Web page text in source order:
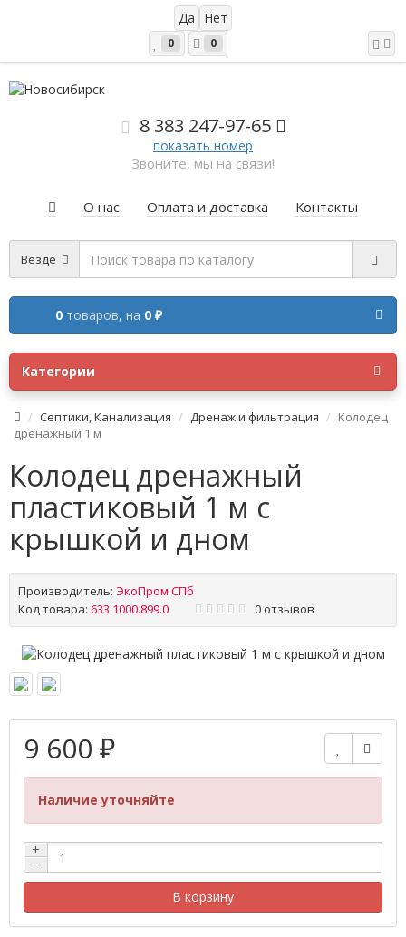
0 0
8 383 247-97-65
показать номер
Звоните, мы на связи!
О нас Оплата и доставка Контакты
Везде
0 товаров, на 0 ₽
Категории
Септики, Канализация Дренаж и фильтрация
Колодец
дренажный 1 м
Колодец дренажный
пластиковый 1 м с
крышкой и дном
Производитель: ЭкоПром СПб
Код товара: 633.1000.899.0 0 отзывов
9 600 ₽
Наличие уточняйте
+
−
В корзину